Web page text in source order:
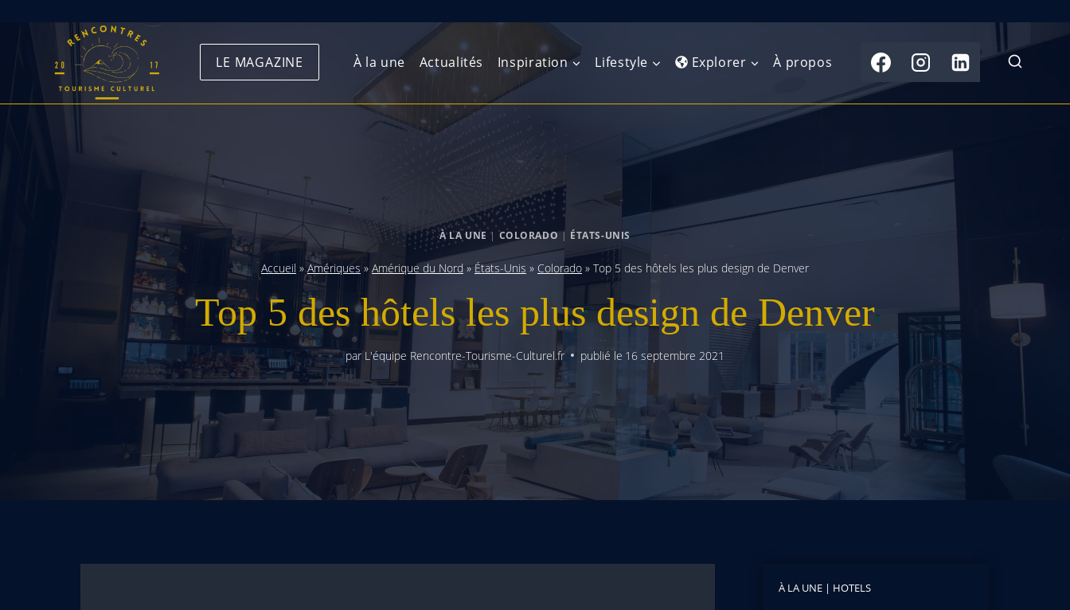
LE MAGAZINE À la une Actualités Inspiration Lifestyle Explorer
Europe du Nord
Europe centrale
Europe de l’Est
Balkans
Amérique centrale
Antilles et Caraïbes
Amérique du Sud
Afrique du Nord
Afrique de l’Ouest
Afrique australe Asie du Sud-Est
Extrême-Orient
Australasie
À propos
À LA UNE |COLORADO| ÉTATS-UNIS
Accueil »Amériques » Amérique du Nord»États-Unis » Colorado » Top 5 des hôtels les plus design de Denver
Top 5 des hôtels les plus design de Denver
par L'équipe Rencontre-Tourisme-Culturel.fr publié le 16 septembre 2021
À LA UNE| HOTELS